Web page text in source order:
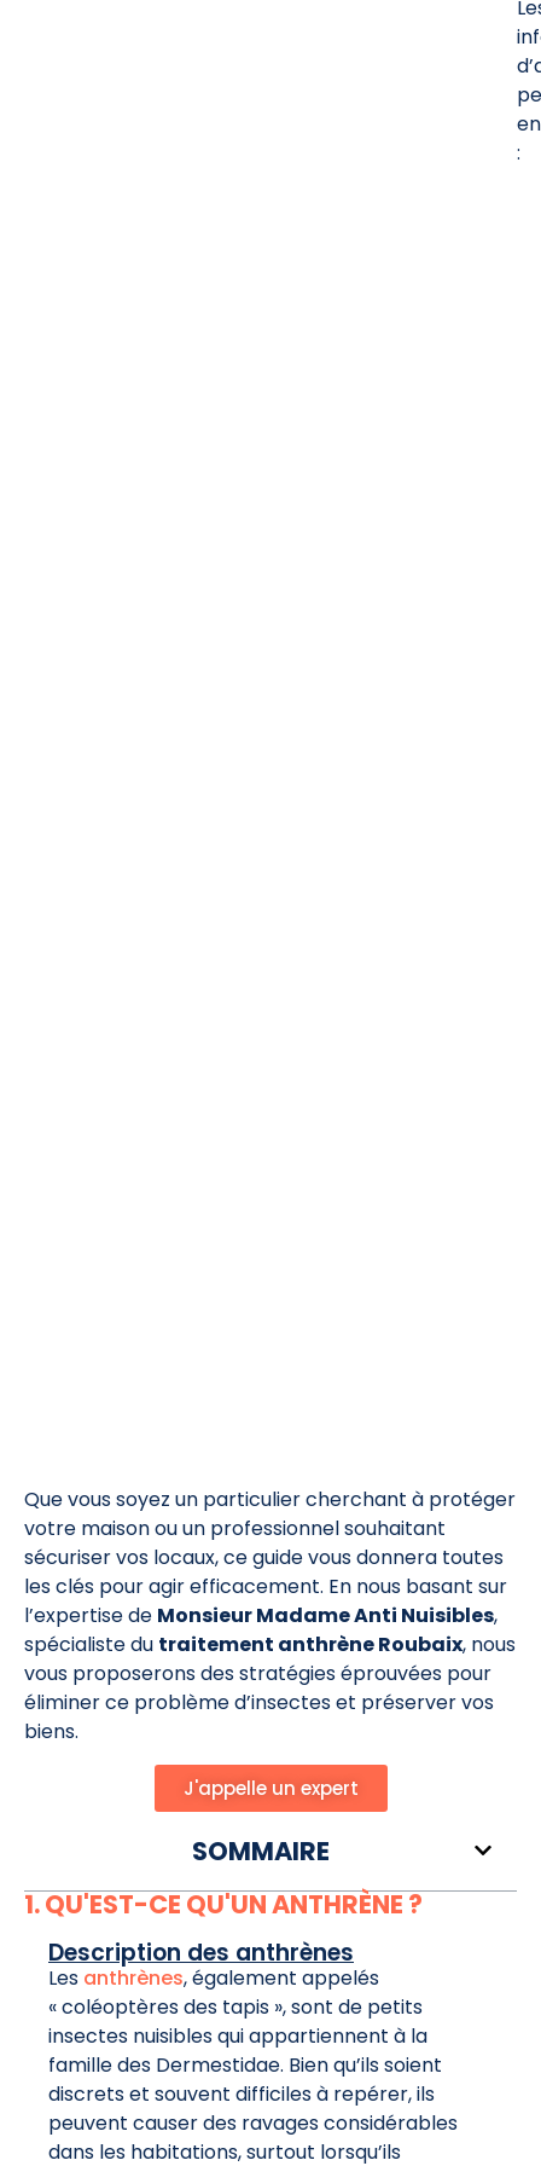
:
Que vous soyez un particulier cherchant à protéger
votre maison ou un professionnel souhaitant
sécuriser vos locaux, ce guide vous donnera toutes
les clés pour agir efficacement. En nous basant sur
l’expertise de Monsieur Madame Anti Nuisibles,
spécialiste du traitement anthrène Roubaix, nous
vous proposerons des stratégies éprouvées pour
éliminer ce problème d’insectes et préserver vos
biens.
J'appelle un expert
SOMMAIRE
1. QU'EST-CE QU'UN ANTHRÈNE ?
Description des anthrènes
Les anthrènes, également appelés
« coléoptères des tapis », sont de petits
insectes nuisibles qui appartiennent à la
famille des Dermestidae. Bien qu’ils soient
discrets et souvent difficiles à repérer, ils
peuvent causer des ravages considérables
dans les habitations, surtout lorsqu’ils